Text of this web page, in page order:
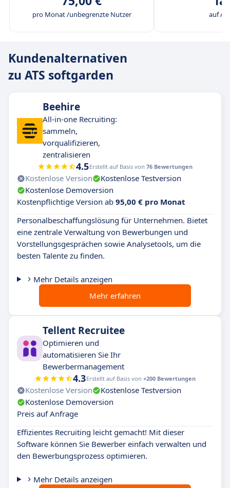
pro Monat /unbegrenzte Nutzer auf
Kundenalternativen
zu ATS softgarden
Beehire
All-in-one Recruiting:
sammeln,
vorqualifizieren,
zentralisieren
4.5Erstellt auf Basis von 76 Bewertungen
Kostenlose Version
Kostenlose Testversion
Kostenlose Demoversion
Kostenpflichtige Version ab 95,00 € pro Monat
Personalbeschaffungslösung für Unternehmen. Bietet
eine zentrale Verwaltung von Bewerbungen und
Vorstellungsgesprächen sowie Analysetools, um die
besten Talente zu finden.
Mehr Details anzeigen
Mehr erfahren
Tellent Recruitee
Optimieren und
automatisieren Sie Ihr
Bewerbermanagement
4.3Erstellt auf Basis von +200 Bewertungen
Kostenlose Version
Kostenlose Testversion
Kostenlose Demoversion
Preis auf Anfrage
Effizientes Recruiting leicht gemacht! Mit dieser
Software können Sie Bewerber einfach verwalten und
den Bewerbungsprozess optimieren.
Mehr Details anzeigen